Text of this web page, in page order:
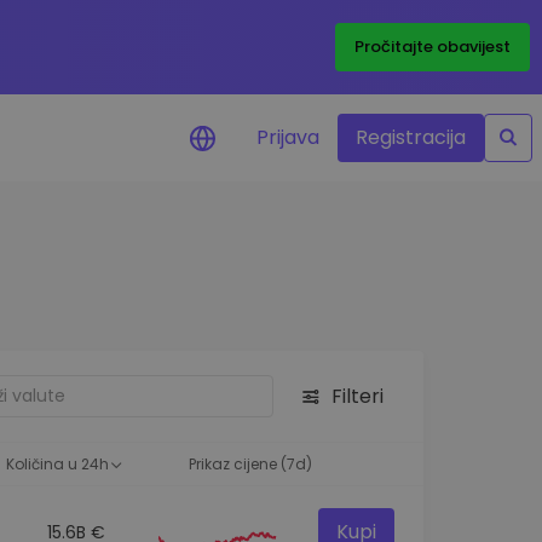
Pročitajte obavijest
Prijava Registracija
Filteri
Količina u 24h Prikaz cijene (7d)
15.6B € Kupi